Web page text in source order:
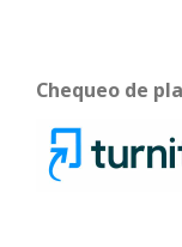
Chequeo de